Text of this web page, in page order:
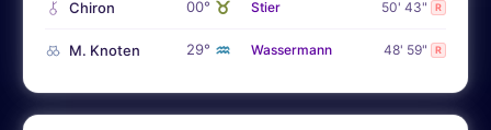
Chiron 00° ♉ Stier 50' 43" R
M. Knoten 29° ♒ Wassermann 48' 59" R